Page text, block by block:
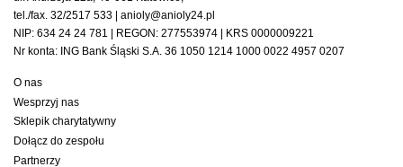
tel./fax. 32/2517 533 | anioly@anioly24.pl
NIP: 634 24 24 781 | REGON: 277553974 | KRS 0000009221
Nr konta: ING Bank Śląski S.A. 36 1050 1214 1000 0022 4957 0207
O nas
Wesprzyj nas
Sklepik charytatywny
Dołącz do zespołu
Partnerzy